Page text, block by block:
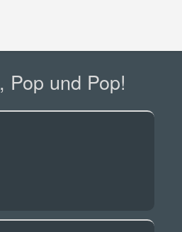
Pop und Pop!